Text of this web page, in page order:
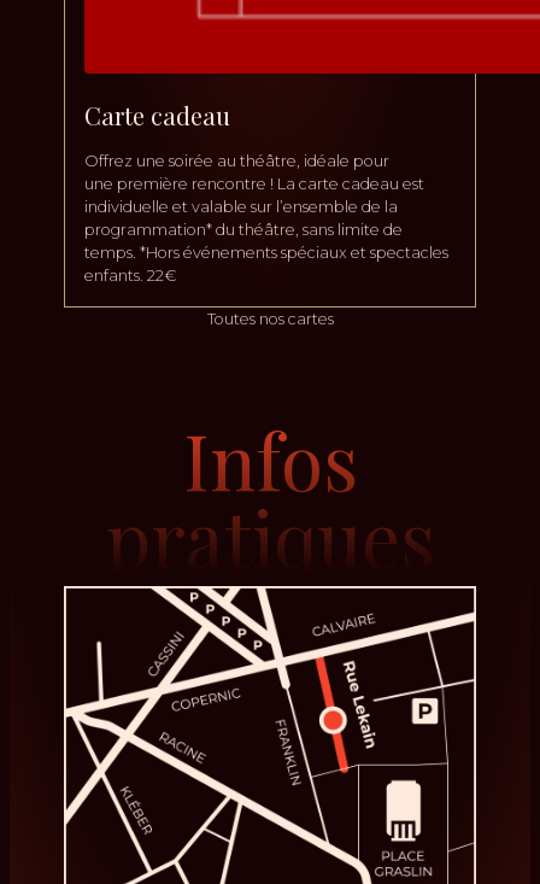
Carte cadeau
Offrez une soirée au théâtre, idéale pour
une première rencontre ! La carte cadeau est
individuelle et valable sur l’ensemble de la
programmation* du théâtre, sans limite de
temps. *Hors événements spéciaux et spectacles
enfants. 22€
Toutes nos cartes
Infos
pratiques